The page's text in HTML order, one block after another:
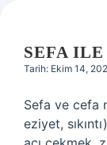
SEFA
Tarih: Ekim 14,
Sefa ve cefa
eziyet,